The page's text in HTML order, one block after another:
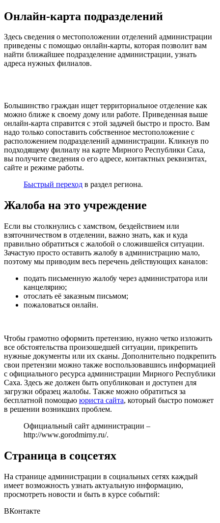
Онлайн-карта подразделений
Здесь сведения о местоположении отделений администрации
приведены с помощью онлайн-карты, которая позволит вам
найти ближайшее подразделение администрации, узнать
адреса нужных филиалов.
Большинство граждан ищет территориальное отделение как
можно ближе к своему дому или работе. Приведенная выше
онлайн-карта справится с этой задачей быстро и просто. Вам
надо только сопоставить собственное местоположение с
расположением подразделений администрации. Кликнув по
подходящему филиалу на карте Мирного Республики Саха,
вы получите сведения о его адресе, контактных реквизитах,
сайте и режиме работы.
Быстрый переход в раздел региона.
Жалоба на это учреждение
Если вы столкнулись с хамством, бездействием или
взяточничеством в отделении, важно знать, как и куда
правильно обратиться с жалобой о сложившейся ситуации.
Зачастую просто оставить жалобу в администрацию мало,
поэтому мы приводим весь перечень действующих каналов:
подать письменную жалобу через администратора или
канцелярию;
отослать её заказным письмом;
пожаловаться онлайн.
Чтобы грамотно оформить претензию, нужно четко изложить
все обстоятельства произошедшей ситуации, прикрепить
нужные документы или их сканы. Дополнительно подкрепить
свои претензии можно также воспользовавшись информацией
с официального ресурса администрации Мирного Республики
Саха. Здесь же должен быть опубликован и доступен для
загрузки образец жалобы. Также можно обратиться за
бесплатной помощью юриста сайта, который быстро поможет
в решении возникших проблем.
Официальный сайт администрации –
http://www.gorodmirny.ru/.
Страница в соцсетях
На странице администрации в социальных сетях каждый
имеет возможность узнать актуальную информацию,
просмотреть новости и быть в курсе событий:
ВКонтакте